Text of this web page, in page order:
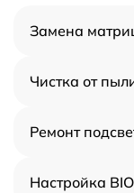
Замена
Чистка от
Ремонт
Настройка